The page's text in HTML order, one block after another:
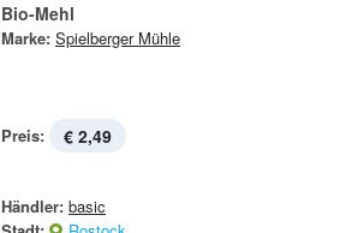
Bio-Mehl
Marke: Spielberger Mühle
Preis: € 2,49
Händler: basic